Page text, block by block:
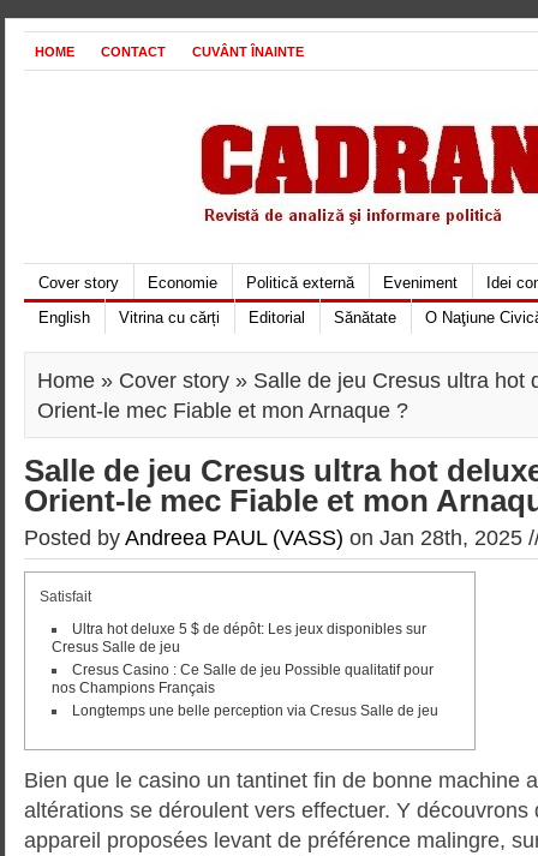
HOME CONTACT CUVÂNT ÎNAINTE
Cover story Economie Politică externă Eveniment
Idei
English
Vitrina cu cărți Editorial Sănătate O Naţiune
Home » Cover story » Salle de jeu Cresus ultra hot
Orient-le mec Fiable et mon Arnaque ?
Salle de jeu Cresus ultra hot
Orient-le mec Fiable et mon
Posted byAndreea PAUL (VASS) on Jan 28th, 2025
Satisfait
Ultra hot deluxe 5 $ de dépôt: Les jeux disponibles sur
Cresus Salle de jeu
Cresus Casino : Ce Salle de jeu Possible qualitatif pour
nos Champions Français
Longtemps une belle perception via Cresus Salle de jeu
Bien que le casino un tantinet fin de bonne machine
altérations se déroulent vers effectuer. Y découvrons
appareil proposées levant de préférence malingre,